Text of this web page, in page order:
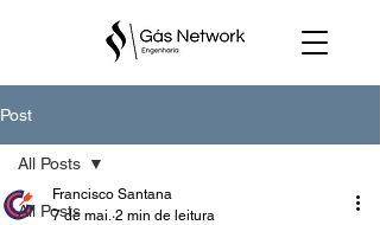
Post
All Posts
All Posts
Francisco Santana
7 de mai. 2 min de leitura